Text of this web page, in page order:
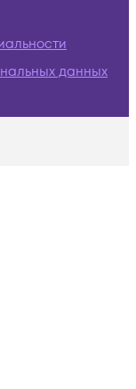
данных